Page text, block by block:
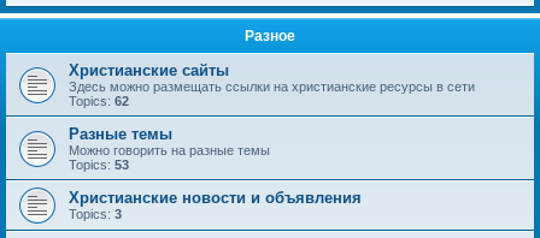
Разное
Христианские сайты
Здесь можно размещать ссылки на христианские ресурсы в сети
Topics: 62
Разные темы
Можно говорить на разные темы
Topics: 53
Христианские новости и объявления
Topics: 3